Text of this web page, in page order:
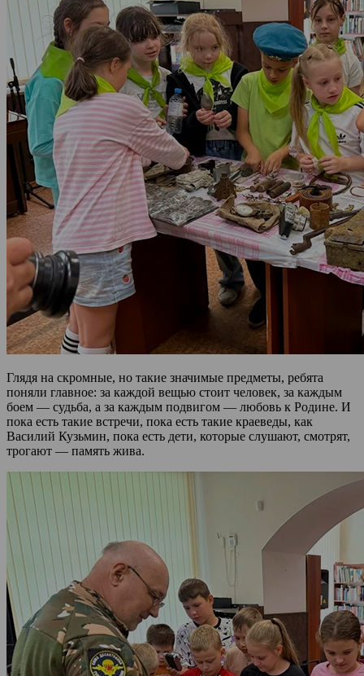
Глядя на скромные, но такие значимые предметы, ребята
поняли главное: за каждой вещью стоит человек, за каждым
боем — судьба, а за каждым подвигом — любовь к Родине. И
пока есть такие встречи, пока есть такие краеведы, как
Василий Кузьмин, пока есть дети, которые слушают, смотрят,
трогают — память жива.